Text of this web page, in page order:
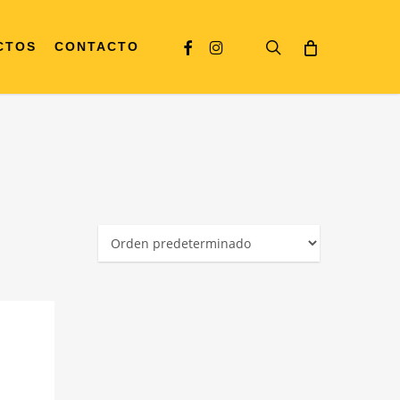
CONTACTO Facebook
Instagram search